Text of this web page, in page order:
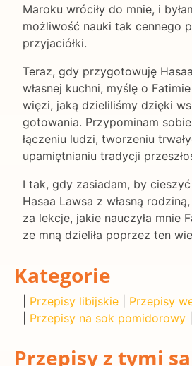
Maroku wróciły do mnie, i
możliwość nauki tak cennego
przyjaciółki.
Teraz, gdy przygotowuję
własnej kuchni, myślę o
więzi, jaką dzieliliśmy dzięki
gotowania. Przypominam
łączeniu ludzi, tworzeniu
upamiętnianiu tradycji
I tak, gdy zasiadam, by
Hasaa Lawsa z własną
za lekcje, jakie nauczyła mnie
ze mną dzieliła poprzez ten
Kategorie
Przepisy libijskie
Przepisy
Przepisy na sok pomidorowy
Przepisy z tymi